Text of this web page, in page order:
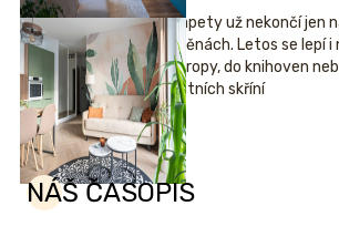
Tapety už nekončí jen
stěnách. Letos se lepí i
stropy, do knihoven
šatních skříní
NÁŠ ČASOPIS